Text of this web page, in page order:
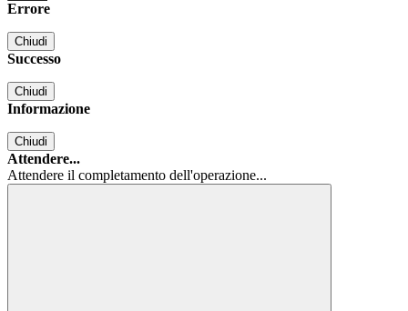
Errore
Chiudi
Successo
Chiudi
Informazione
Chiudi
Attendere...
Attendere il completamento dell'operazione...